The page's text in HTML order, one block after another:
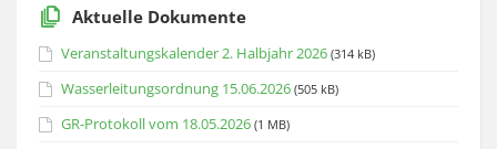
Aktuelle Dokumente
Veranstaltungskalender 2. Halbjahr 2026 (314 kB)
Wasserleitungsordnung 15.06.2026 (505 kB)
GR-Protokoll vom 18.05.2026 (1 MB)